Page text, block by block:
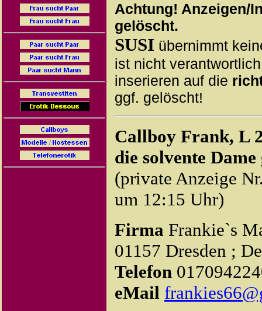
Achtung! Anzeigen/
gelöscht.
SUSI übernimmt
ist nicht
inserieren auf die
ggf. gelöscht!
Callboy Frank, L
die solvente
(private Anzeige
um 12:15 Uhr)
Firma Frankie`s
01157 Dresden ;
Telefon
eMail